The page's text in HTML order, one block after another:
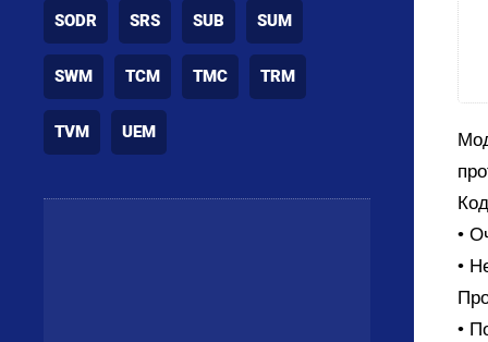
SODR SRS SUB SUM
SWM TCM TMC TRM
TVM UEM
•
•
•